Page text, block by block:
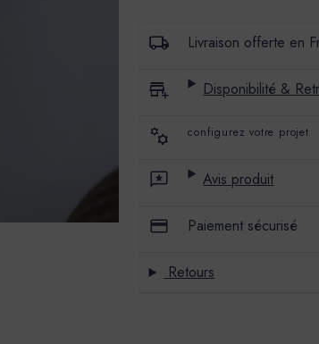
COULEUR
ATACAMA
COULEUR
ATACAMA
Livraison offerte en
Disponibilité &
configurez votre projet
Avis produit
Paiement sécurisé
Retours